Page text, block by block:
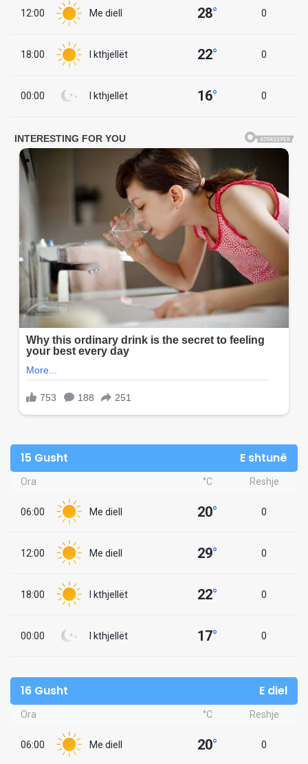
12:00 Me diell 28° 0
18:00 I kthjellët 22° 0
00:00 I kthjellët 16° 0
15 Gusht E shtunë
Ora °C Reshje
06:00 Me diell 20° 0
12:00 Me diell 29° 0
18:00 I kthjellët 22° 0
00:00 I kthjellët 17° 0
16 Gusht E diel
Ora °C Reshje
06:00 Me diell 20° 0